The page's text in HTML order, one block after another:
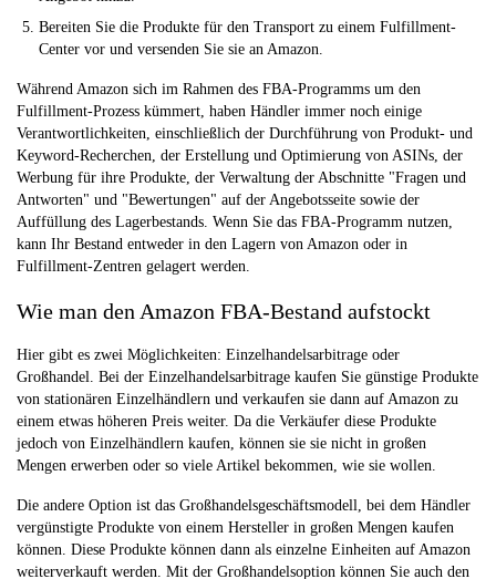
Bereiten Sie die Produkte für den Transport zu einem Fulfillment-
Center vor und versenden Sie sie an Amazon.
Während Amazon sich im Rahmen des FBA-Programms um den
Fulfillment-Prozess kümmert, haben Händler immer noch einige
Verantwortlichkeiten, einschließlich der Durchführung von Produkt- und
Keyword-Recherchen, der Erstellung und Optimierung von ASINs, der
Werbung für ihre Produkte, der Verwaltung der Abschnitte "Fragen und
Antworten" und "Bewertungen" auf der Angebotsseite sowie der
Auffüllung des Lagerbestands. Wenn Sie das FBA-Programm nutzen,
kann Ihr Bestand entweder in den Lagern von Amazon oder in
Fulfillment-Zentren gelagert werden.
Wie man den Amazon FBA-Bestand aufstockt
Hier gibt es zwei Möglichkeiten: Einzelhandelsarbitrage oder
Großhandel. Bei der Einzelhandelsarbitrage kaufen Sie günstige Produkte
von stationären Einzelhändlern und verkaufen sie dann auf Amazon zu
einem etwas höheren Preis weiter. Da die Verkäufer diese Produkte
jedoch von Einzelhändlern kaufen, können sie sie nicht in großen
Mengen erwerben oder so viele Artikel bekommen, wie sie wollen.
Die andere Option ist das Großhandelsgeschäftsmodell, bei dem Händler
vergünstigte Produkte von einem Hersteller in großen Mengen kaufen
können. Diese Produkte können dann als einzelne Einheiten auf Amazon
weiterverkauft werden. Mit der Großhandelsoption können Sie auch den